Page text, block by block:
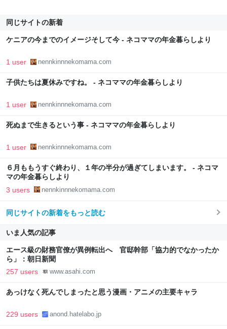
同じサイトの新着
ケニアの今までのイメージそして今 - ネコママの年金暮らしより
1 user nennkinnnekomama.com
子供たちは夏休みですね。 - ネコママの年金暮らしより
1 user nennkinnnekomama.com
死ぬまで生きるという事 - ネコママの年金暮らしより
1 user nennkinnnekomama.com
６月ももうすぐ終わり、１年の半分が過ぎてしまいます。 - ネコマ
マの年金暮らしより
3 users nennkinnnekomama.com
同じサイトの新着をもっと読む
いま人気の記事
エース級の財務官僚が異例転出へ 官邸幹部「協力的でなかったか
ら」：朝日新聞
257 users www.asahi.com
あっけなく死んでしまったと思う漫画・アニメの主要キャラ
229 users anond.hatelabo.jp